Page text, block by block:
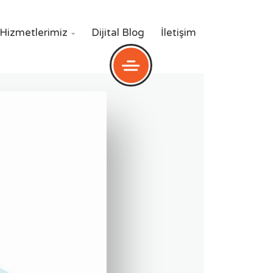
Hizmetlerimiz  Dijital Blog İletişim